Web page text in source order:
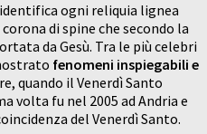
ogni reliquia lignea
di spine che secondo la
da Gesù. Tra le più celebri
fenomeni inspiegabili e
quando il Venerdì Santo
volta fu nel 2005 ad Andria e
del Venerdì Santo.